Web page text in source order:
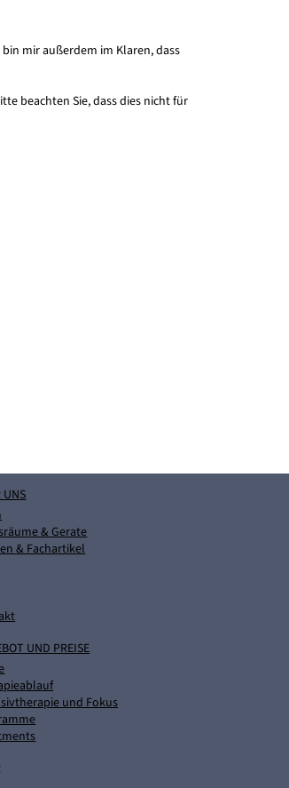
mir außerdem im Klaren, dass
beachten Sie, dass dies nicht für
UNS
& Gerate
& Fachartikel
UND PREISE
und Fokus